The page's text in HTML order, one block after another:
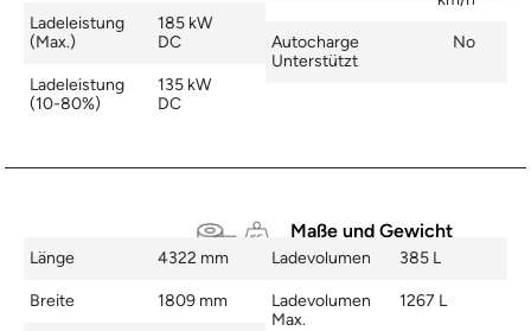
Ladeleistung
(max.)
185 kW
DC
Ladeleistung
(10-80%)
135 kW
DC
Autocharge
Unterstützt
No
Maße und Gewicht
Länge 4322 mm
Breite 1809 mm
Ladevolumen 385 L
Ladevolumen
Max.
1267 L